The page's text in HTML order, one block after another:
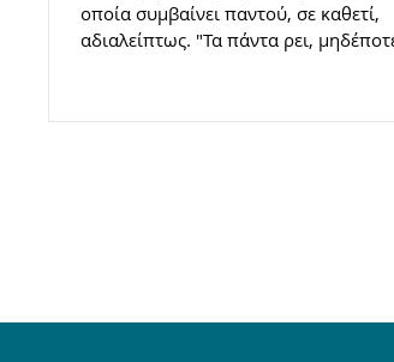
οποία συμβαίνει παντού, σε καθετί,
αδιαλείπτως. "Τα πάντα ρει, μηδέποτε